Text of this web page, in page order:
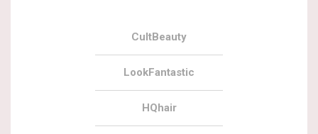
CultBeauty
LookFantastic
HQhair